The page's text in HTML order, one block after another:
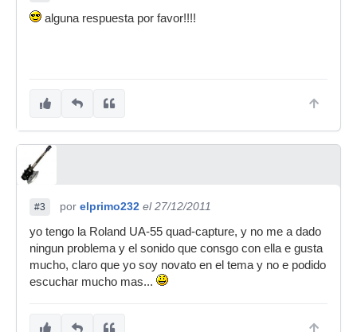
alguna respuesta por favor!!!!
#3 por elprimo232 el 27/12/2011
yo tengo la Roland UA-55 quad-capture, y no me a dado
ningun problema y el sonido que consgo con ella e gusta
mucho, claro que yo soy novato en el tema y no e podido
escuchar mucho mas...